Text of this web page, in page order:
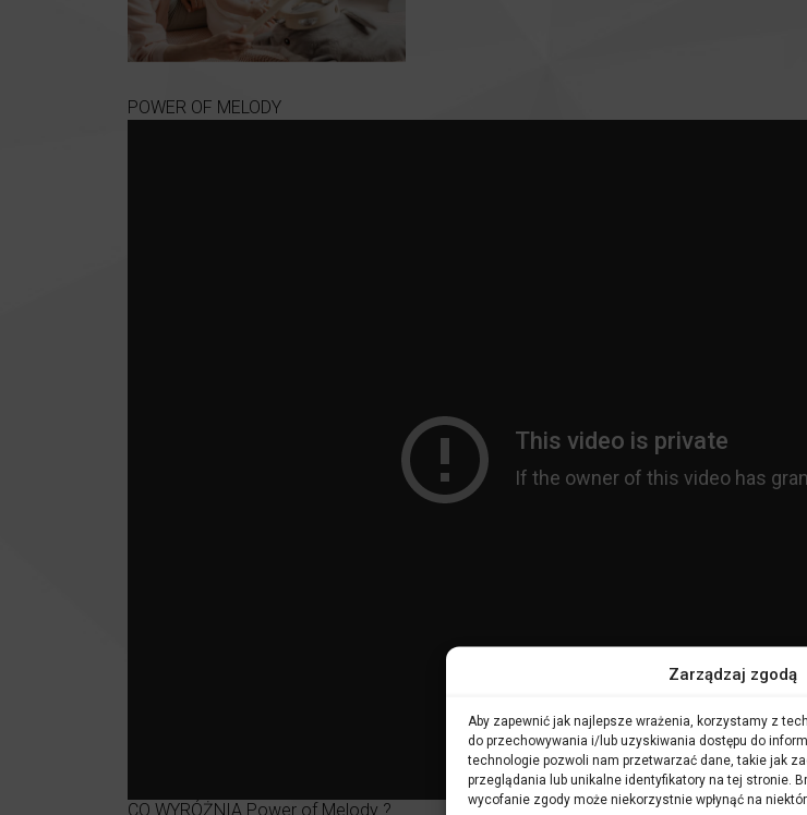
Zarządzaj zgodą
Aby zapewnić jak najlepsze wrażenia, korzystamy z
do przechowywania i/lub uzyskiwania dostępu do
technologie pozwoli nam przetwarzać dane, takie jak
przeglądania lub unikalne identyfikatory na tej stronie.
wycofanie zgody może niekorzystnie wpłynąć na
POWER OF MELODY
CO WYRÓŻNIA Power of Melody ?